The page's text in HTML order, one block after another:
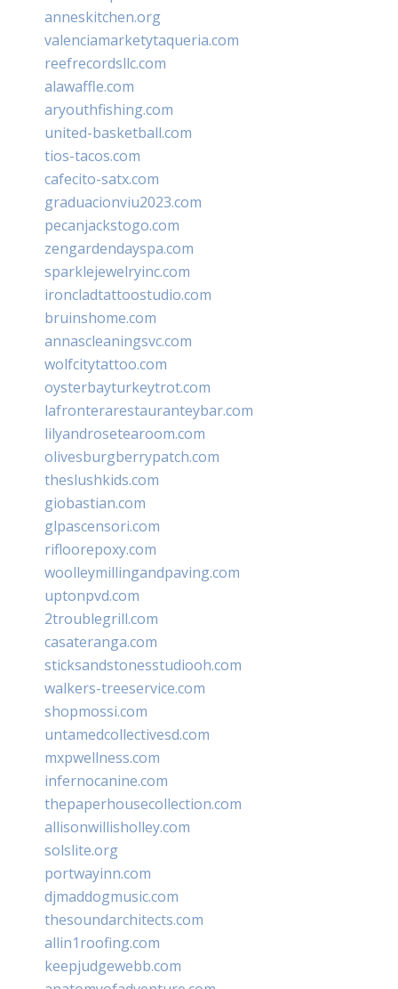
anneskitchen.org
valenciamarketytaqueria.com
reefrecordsllc.com
alawaffle.com
aryouthfishing.com
united-basketball.com
tios-tacos.com
cafecito-satx.com
graduacionviu2023.com
pecanjackstogo.com
zengardendayspa.com
sparklejewelryinc.com
ironcladtattoostudio.com
bruinshome.com
annascleaningsvc.com
wolfcitytattoo.com
oysterbayturkeytrot.com
lafronterarestauranteybar.com
lilyandrosetearoom.com
olivesburgberrypatch.com
theslushkids.com
giobastian.com
glpascensori.com
rifloorepoxy.com
woolleymillingandpaving.com
uptonpvd.com
2troublegrill.com
casateranga.com
sticksandstonesstudiooh.com
walkers-treeservice.com
shopmossi.com
untamedcollectivesd.com
mxpwellness.com
infernocanine.com
thepaperhousecollection.com
allisonwillisholley.com
solslite.org
portwayinn.com
djmaddogmusic.com
thesoundarchitects.com
allin1roofing.com
keepjudgewebb.com